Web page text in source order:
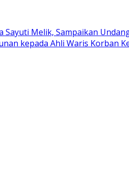
Melik, Sampaikan
kepada Ahli Waris Korban